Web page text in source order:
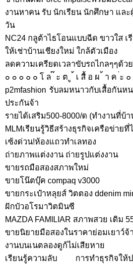
งานหาคน รับ นักเรียน นักศึกษา และ
วัน
NC24 กลูต้าไธโอนแบบฉีด ขาวใส เ
ให้เช่าบ้านเชียงใหม่ ใกล้ตัวเมือง
ลดความเครียดเวลาขับรถไกลๆๆด้ว
๐ ๐ ๐ ๐ ๐ โ ล ๊ ะ ต ู ้ เ สื้ อ ผ ้ า ค ่ะ ๐
p2mfashion รับลมหนาวกับเสื้อกันห
ประกันจ้า
รายได้เสริม500-8000/ด (ทำงานที่บ้า
MLMเรียนรู้วิธีสร้างธุรกิจเครือข่าย
เซ้งด่วน!ห้องแถวทำเลทอง
ถ่ายภาพแต่งงาน ถ่ายรูปแต่งงาน
ขายรถมือสองสภาพใหม่
ขายโน๊ตบุ๊ค compaq v3000
ขายกระเป๋าหลุยส์ วิตตอง ddenim
ฝักบัวอโรมาวิตมินซี
MAZDA FAMILIAR สภาพสวย เดิม
ขายนิยายมือสองในราคาย่อมเยาว์จ้า
งานบนเนตลองดูก้ไม่เสียหาย
เรียนรู้ความลับ การทำธุรกิจให้